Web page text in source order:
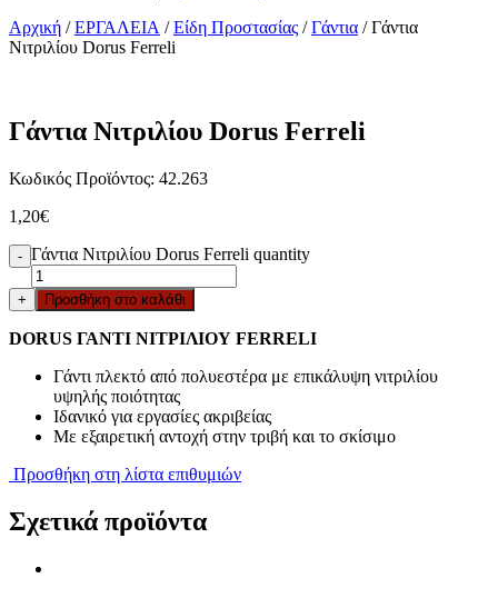
Αρχική /ΕΡΓΑΛΕΙΑ /Είδη Προστασίας /Γάντια / Γάντια
Νιτριλίου Dorus Ferreli
Γάντια Νιτριλίου Dorus Ferreli
Κωδικός Προϊόντος: 42.263
1,20€
- Γάντια Νιτριλίου Dorus Ferreli quantity
+ Προσθήκη στο καλάθι
DORUS ΓΑΝΤΙ ΝΙΤΡΙΛΙΟΥ FERRELI
Γάντι πλεκτό από πολυεστέρα με επικάλυψη νιτριλίου
υψηλής ποιότητας
Ιδανικό για εργασίες ακριβείας
Με εξαιρετική αντοχή στην τριβή και το σκίσιμο
Προσθήκη στη λίστα επιθυμιών
Σχετικά προϊόντα